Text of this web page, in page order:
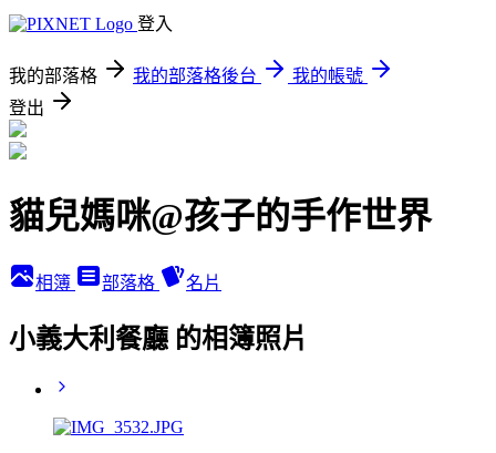
登入
我的部落格 我的部落格後台
我的帳號
登出
貓兒媽咪@孩子的手作世界
相簿 部落格 名片
小義大利餐廳 的相簿照片